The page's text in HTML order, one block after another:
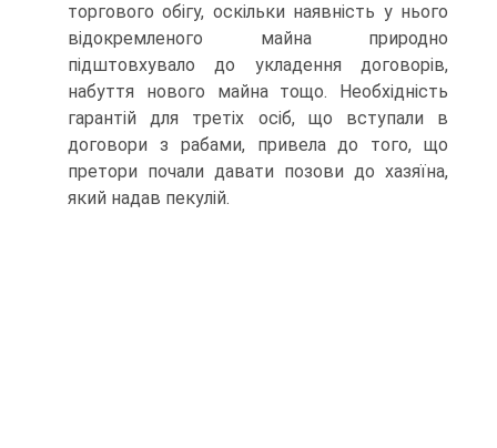
торгового обігу, оскільки наявність у нього
відокремленого майна природно
підштовхувало до укладення договорів,
набуття нового майна тощо. Необхідність
гарантій для третіх осіб, що вступали в
договори з рабами, привела до того, що
претори почали давати позови до хазяїна,
який надав пекулій.